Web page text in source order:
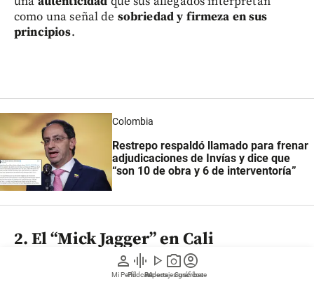
person
Mi Perfil
graphic_eq
Pódcast
play_arrow
Videos
photo_camera
Reportajes gráficos
account_circle
Suscríbete
como una señal de sobriedad y firmeza en sus
principios.
Colombia
Restrepo respaldó llamado para frenar
adjudicaciones de Invías y dice que
“son 10 de obra y 6 de interventoría”
2. El “Mick Jagger” en Cali
Aunque proyecta la imagen de untécnico